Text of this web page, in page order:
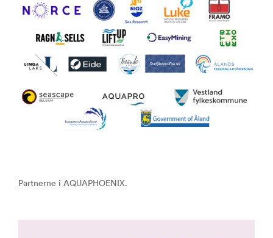
Partnerne i AQUAPHOENIX.